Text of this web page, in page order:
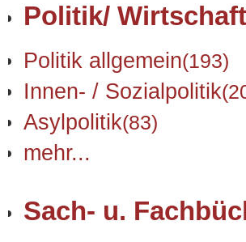
Politik/ Wirtschaft
Politik allgemein(193)
Innen- / Sozialpolitik
Asylpolitik(83)
mehr...
Sach- u.